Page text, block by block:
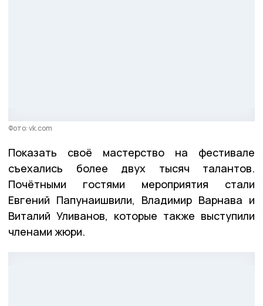
Фото: vk.com
Показать своё мастерство на фестивале
съехались более двух тысяч талантов.
Почётными гостями мероприятия стали
Евгений Папунаишвили, Владимир Варнава и
Виталий Уливанов, которые также выступили
членами жюри.